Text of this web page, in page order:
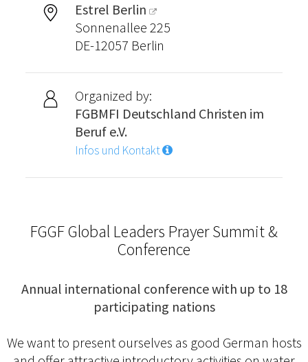
Estrel Berlin
Sonnenallee 225
DE-12057 Berlin
Organized by:
FGBMFI Deutschland Christen im
Beruf e.V.
Infos und Kontakt
FGGF Global Leaders Prayer Summit &
Conference
Annual international conference with up to 18
participating nations
We want to present ourselves as good German hosts